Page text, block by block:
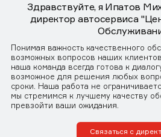
Здравствуйте, я Ипатов
директор автосервиса
Понимая важность качественного
возможных вопросов наших
наша команда всегда готова к
возможное для решения любых
сроки. Наша работа не
мы стремимся к лучшему качеству
превзойти ваши ожидания.
Связаться с